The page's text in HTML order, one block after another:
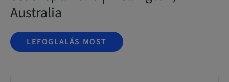
Australia
LEFOGLALÁS MOST